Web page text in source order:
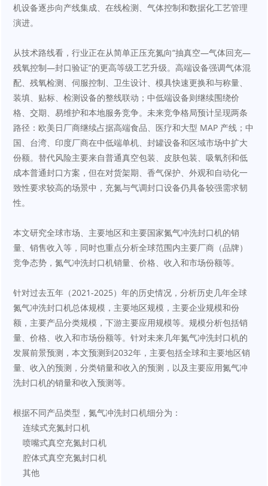
机设备逐步向产线集成、在线检测、气体控制和数据化工艺管理
演进。
从技术路线看，行业正在从简单正压充氮向“抽真空—气体回充—
残氧控制—封口验证”的更高等级工艺升级。高端设备强调气体混
配、残氧检测、伺服控制、卫生设计、模具快速更换和与称量、
装填、贴标、检测设备的整线联动；中低端设备则继续围绕价
格、交期、易维护和本地服务竞争。未来竞争格局预计呈现两条
路径：欧美日厂商继续占据高端食品、医疗和大型 MAP 产线；中
国、台湾、印度厂商在中低端单机、封罐设备和区域市场中扩大
份额。替代风险主要来自普通真空包装、皮肤包装、吸氧剂和低
成本普通封口方案，但在对货架期、香气保护、外观和自动化一
致性要求较高的场景中，充氮与气调封口设备仍具备较强需求韧
性。
本文研究全球市场、主要地区和主要国家氮气冲洗封口机的销
量、销售收入等，同时也重点分析全球范围内主要厂商（品牌）
竞争态势，氮气冲洗封口机销量、价格、收入和市场份额等。
针对过去五年（2021-2025）年的历史情况，分析历史几年全球
氮气冲洗封口机总体规模，主要地区规模，主要企业规模和份
额，主要产品分类规模，下游主要应用规模等。规模分析包括销
量、价格、收入和市场份额等。针对未来几年氮气冲洗封口机的
发展前景预测，本文预测到2032年，主要包括全球和主要地区销
量、收入的预测，分类销量和收入的预测，以及主要应用氮气冲
洗封口机的销量和收入预测等。
根据不同产品类型，氮气冲洗封口机细分为：
    连续式充氮封口机
    喷嘴式真空充氮封口机
    腔体式真空充氮封口机
    其他